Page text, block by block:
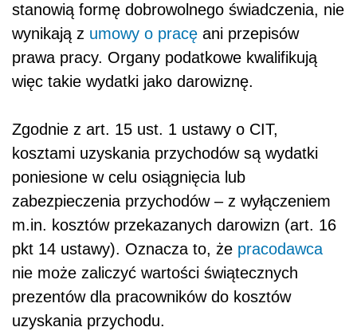
stanowią formę dobrowolnego świadczenia, nie
wynikają z umowy o pracę ani przepisów
prawa pracy. Organy podatkowe kwalifikują
więc takie wydatki jako darowiznę.
Zgodnie z art. 15 ust. 1 ustawy o CIT,
kosztami uzyskania przychodów są wydatki
poniesione w celu osiągnięcia lub
zabezpieczenia przychodów – z wyłączeniem
m.in. kosztów przekazanych darowizn (art. 16
pkt 14 ustawy). Oznacza to, że pracodawca
nie może zaliczyć wartości świątecznych
prezentów dla pracowników do kosztów
uzyskania przychodu.